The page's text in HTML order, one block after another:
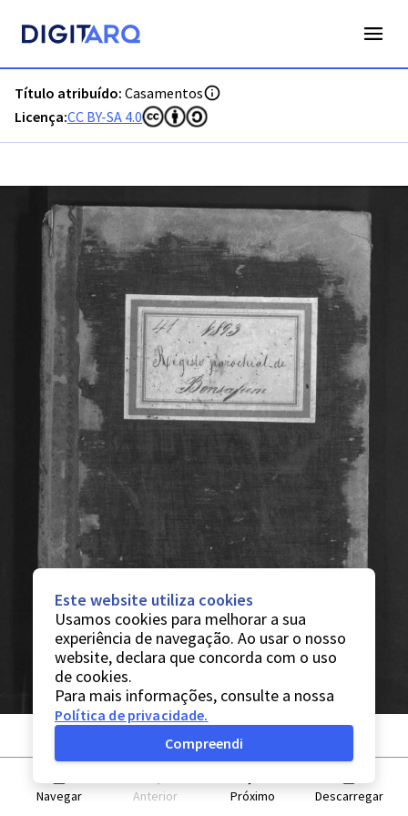
Título atribuído: Casamentos
Licença:CC BY-SA 4.0
Navegar Anterior Próximo Descarregar
Este website utiliza cookies
Usamos cookies para melhorar a sua
experiência de navegação. Ao usar o nosso
website, declara que concorda com o uso
de cookies.
Para mais informações, consulte a nossa
Política de privacidade.
Compreendi